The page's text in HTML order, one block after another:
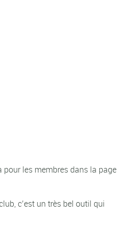
les membres dans la page
c’est un très bel outil qui